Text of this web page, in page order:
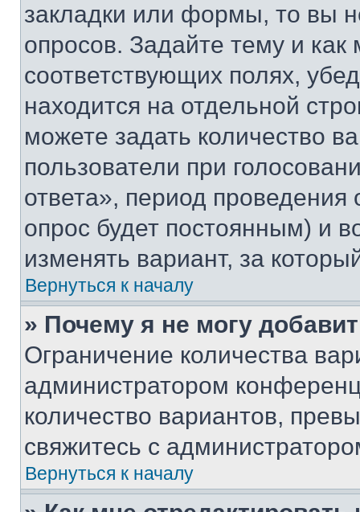
закладки или формы, то вы
опросов. Задайте тему и
соответствующих полях,
находится на отдельной
можете задать количество
пользователи при
ответа», период проведения
опрос будет постоянным) и
изменять вариант, за
Вернуться к началу
» Почему я не могу
Ограничение количества
администратором
количество вариантов,
свяжитесь с
Вернуться к началу